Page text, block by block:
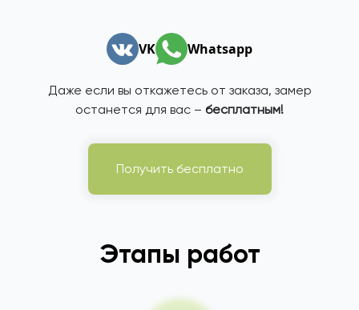
VK Whatsapp
Даже если вы откажетесь от заказа, замер
останется для вас – бесплатным!
Получить бесплатно
Этапы работ